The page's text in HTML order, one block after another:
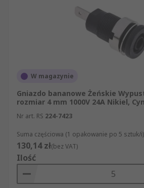
W magazynie
Gniazdo bananowe Żeńskie Wypust
rozmiar 4 mm 1000V 24A Nikiel,
Nr art. RS 224-7423
Suma częściowa (1 opakowanie po 5 sztuk/i)
130,14 zł(bez VAT)
Ilość